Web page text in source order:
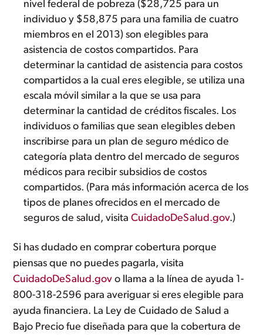
nivel federal de pobreza ($28,725 para un
individuo y $58,875 para una familia de cuatro
miembros en el 2013) son elegibles para
asistencia de costos compartidos. Para
determinar la cantidad de asistencia para costos
compartidos a la cual eres elegible, se utiliza una
escala móvil similar a la que se usa para
determinar la cantidad de créditos fiscales. Los
individuos o familias que sean elegibles deben
inscribirse para un plan de seguro médico de
categoría plata dentro del mercado de seguros
médicos para recibir subsidios de costos
compartidos. (Para más información acerca de los
tipos de planes ofrecidos en el mercado de
seguros de salud, visitaCuidadoDeSalud.gov.)
Si has dudado en comprar cobertura porque
piensas que no puedes pagarla, visita
CuidadoDeSalud.gov o llama a la línea de ayuda 1-
800-318-2596 para averiguar si eres elegible para
ayuda financiera. La Ley de Cuidado de Salud a
Bajo Precio fue diseñada para que la cobertura de